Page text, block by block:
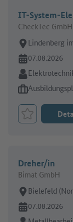
IT-System-
CheckTec
Arbeitsort:
Lindenberg
Online seit:
07.08.2026
Branche:
Art des
Job merken
Dreher/in
Bimat GmbH
Arbeitsort:
Bielefeld
Online seit:
07.08.2026